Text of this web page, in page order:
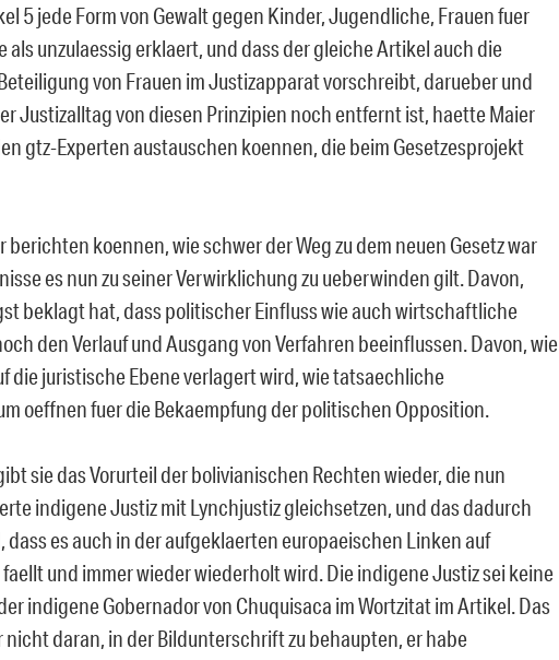
5 jede Form von Gewalt gegen Kinder, Jugendliche, Frauen fuer
als unzulaessig erklaert, und dass der gleiche Artikel auch die
von Frauen im Justizapparat vorschreibt, darueber und
Justizalltag von diesen Prinzipien noch entfernt ist, haette Maier
gtz-Experten austauschen koennen, die beim Gesetzesprojekt
berichten koennen, wie schwer der Weg zu dem neuen Gesetz war
es nun zu seiner Verwirklichung zu ueberwinden gilt. Davon,
beklagt hat, dass politischer Einfluss wie auch wirtschaftliche
den Verlauf und Ausgang von Verfahren beeinflussen. Davon, wie
die juristische Ebene verlagert wird, wie tatsaechliche
oeffnen fuer die Bekaempfung der politischen Opposition.
sie das Vorurteil der bolivianischen Rechten wieder, die nun
indigene Justiz mit Lynchjustiz gleichsetzen, und das dadurch
es auch in der aufgeklaerten europaeischen Linken auf
und immer wieder wiederholt wird. Die indigene Justiz sei keine
indigene Gobernador von Chuquisaca im Wortzitat im Artikel. Das
nicht daran, in der Bildunterschrift zu behaupten, er habe